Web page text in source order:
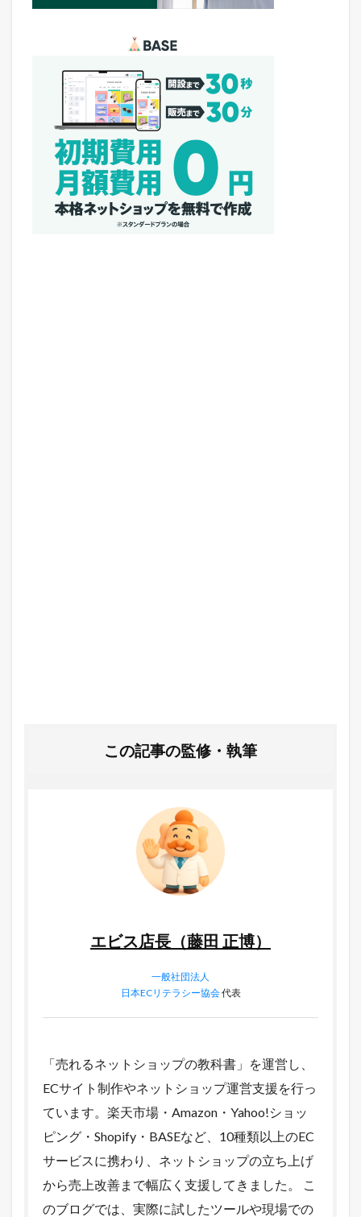
この記事の監修・執筆
エビス店長（藤田 正博）
一般社団法人
日本ECリテラシー協会代表
「売れるネットショップの教科書」を運営し、
ECサイト制作やネットショップ運営支援を行っ
ています。楽天市場・Amazon・Yahoo!ショッ
ピング・Shopify・BASEなど、10種類以上のEC
サービスに携わり、ネットショップの立ち上げ
から売上改善まで幅広く支援してきました。 こ
のブログでは、実際に試したツールや現場での